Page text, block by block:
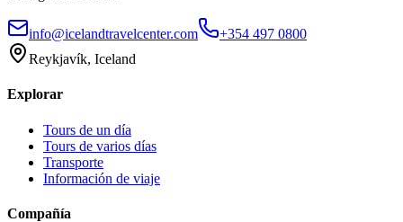
info@icelandtravelcenter.com
+354 497 0800
Reykjavík, Iceland
Explorar
Tours de un día
Tours de varios días
Transporte
Información de viaje
Compañía